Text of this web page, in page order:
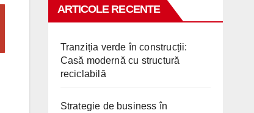
ARTICOLE RECENTE
Tranziția verde în construcții:
Casă modernă cu structură
reciclabilă
Strategie de business în